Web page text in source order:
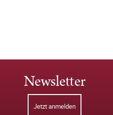
Newsletter
Jetzt anmelden